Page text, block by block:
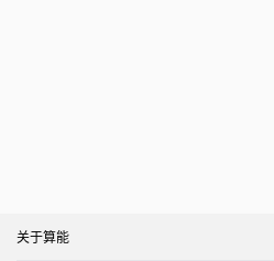
关于算能